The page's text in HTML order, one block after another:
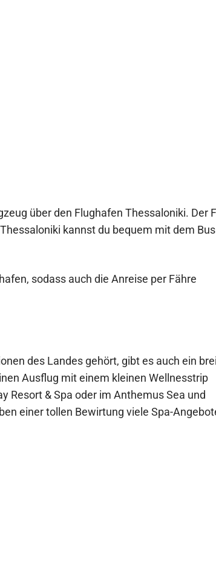
über den Flughafen Thessaloniki. Der
kannst du bequem mit dem Bus
sodass auch die Anreise per Fähre
des Landes gehört, gibt es auch ein
Ausflug mit einem kleinen Wellnesstrip
Resort & Spa oder im Anthemus Sea und
einer tollen Bewirtung viele Spa-